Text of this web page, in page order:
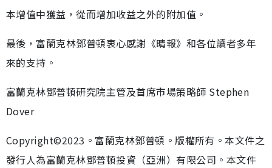
本增值中獲益，從而增加收益之外的附加值。
最後，富蘭克林鄧普頓衷心感謝《晴報》和各位讀者多年
來的支持。
富蘭克林鄧普頓研究院主管及首席市場策略師 Stephen
Dover
Copyright©2023。富蘭克林鄧普頓。版權所有。本文件之
發行人為富蘭克林鄧普頓投資（亞洲）有限公司。本文件